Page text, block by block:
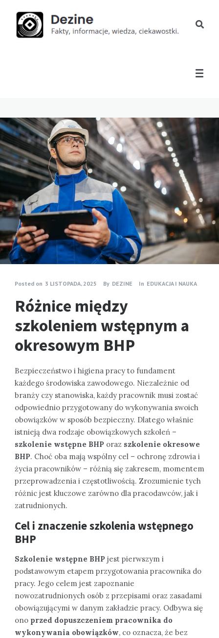
Posted on 3 LISTOPADA, 2025 By DEZINE In EDUKACJA I NAUKA
Różnice między
szkoleniem wstępnym a
okresowym BHP
Bezpieczeństwo i higiena pracy to fundament
każdego środowiska zawodowego. Niezależnie od
branży czy stanowiska, każdy pracownik musi zostać
odpowiednio przygotowany do wykonywania swoich
obowiązków w sposób bezpieczny. Dlatego właśnie
istnieją dwa rodzaje obowiązkowych szkoleń –
szkolenie wstępne BHP oraz szkolenie okresowe
BHP. Choć oba mają wspólny cel – ochronę zdrowia i
życia pracowników – różnią się zakresem, momentem
przeprowadzenia i częstotliwością. Zrozumienie tych
różnic jest kluczowe zarówno dla pracodawców, jak i
zatrudnionych.
Cel i znaczenie szkolenia wstępnego
BHP
Szkolenie wstępne BHP jest pierwszym i
podstawowym etapem przygotowania pracownika do
pracy. Jego celem jest zapoznanie
nowozatrudnionych osób z przepisami oraz zasadami
obowiązującymi w danym zakładzie pracy. Odbywa się
ono przed dopuszczeniem pracownika do
wykonywania obowiązków, co oznacza, że bez